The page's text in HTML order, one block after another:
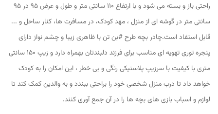
راحتی باز و بسته می شود و با ارتفاع 110 سانتی متر و طول و عرض 95 در 95
سانتی متر در گوشه ای از منزل ، مهد کودک، در مسافرت ها، کنار ساحل و ...
قابل استفاد است.چادر بچه طرح #بن تن با ظاهری زیبا و چشم نواز دارای
پنجره توری تهویه ای مناسب برای فرزند دلبندتان بهمراه دارد و زیپ 150 سانتی
متری با کیفیت با سرزیپ پلاستیکی رنگی و بی خطر ، این امکان را به کودک
خواهد داد تا درب منزل شخصی خود را براحتی ببندد و به والدین کمک کند تا
لوازم و اسباب بازی های بچه ها را در آن جمع آوری کنند.